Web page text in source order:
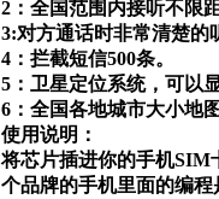
2 ：全国范围内接听不限
3:对方通话时非常清楚的
4 ：拦截短信500条。
5 ：卫星定位系统，可以
6 ：全国各地城市大小地
使用说明：
将芯片插进你的手机SIM
个品牌的手机里面的编